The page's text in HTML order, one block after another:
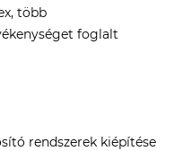
több
foglalt
rendszerek kiépítése